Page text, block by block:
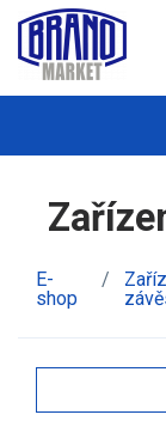
E-
shop
/